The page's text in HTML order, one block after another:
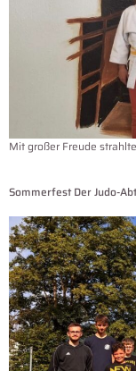
Mit großer Freude
Sommerfest Der Judo-